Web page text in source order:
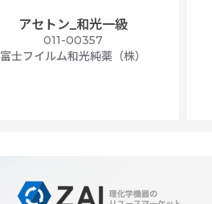
アセトン_和光一級
011-00357
富士フイルム和光純薬（株）